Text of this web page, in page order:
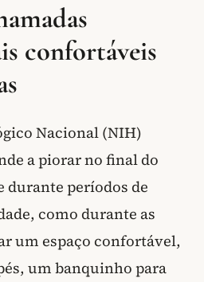
confortáveis
Nacional (NIH)
a piorar no final do
períodos de
como durante as
um espaço confortável,
um banquinho para